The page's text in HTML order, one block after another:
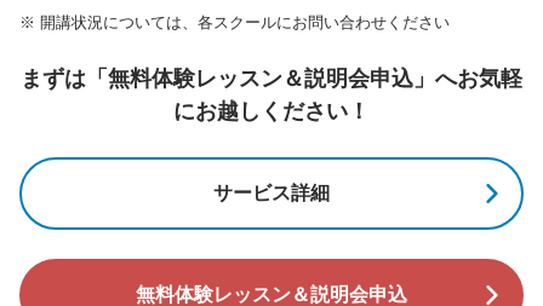
※ 開講状況については、各スクールにお問い合わせください
まずは「無料体験レッスン＆説明会申込」へお気軽
にお越しください！
サービス詳細
無料体験レッスン＆説明会申込